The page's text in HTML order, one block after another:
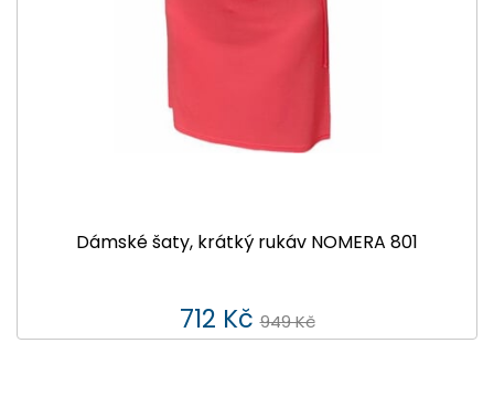
Dámské šaty, krátký rukáv NOMERA 801
712 Kč 949 Kč